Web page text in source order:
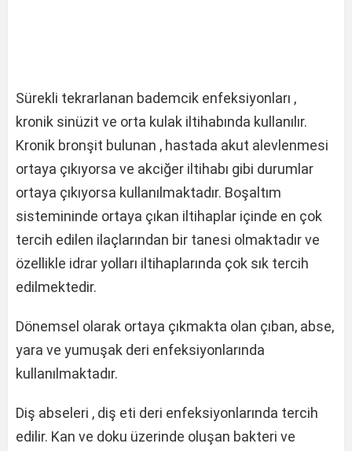
Sürekli tekrarlanan bademcik enfeksiyonları ,
kronik sinüzit ve orta kulak iltihabında kullanılır.
Kronik bronşit bulunan , hastada akut alevlenmesi
ortaya çıkıyorsa ve akciğer iltihabı gibi durumlar
ortaya çıkıyorsa kullanılmaktadır. Boşaltım
sistemininde ortaya çıkan iltihaplar içinde en çok
tercih edilen ilaçlarından bir tanesi olmaktadır ve
özellikle idrar yolları iltihaplarında çok sık tercih
edilmektedir.
Dönemsel olarak ortaya çıkmakta olan çıban, abse,
yara ve yumuşak deri enfeksiyonlarında
kullanılmaktadır.
Diş abseleri , diş eti deri enfeksiyonlarında tercih
edilir. Kan ve doku üzerinde oluşan bakteri ve